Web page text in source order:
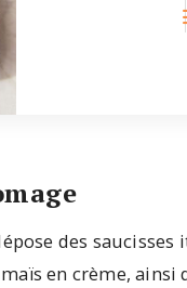
des saucisses
en crème,